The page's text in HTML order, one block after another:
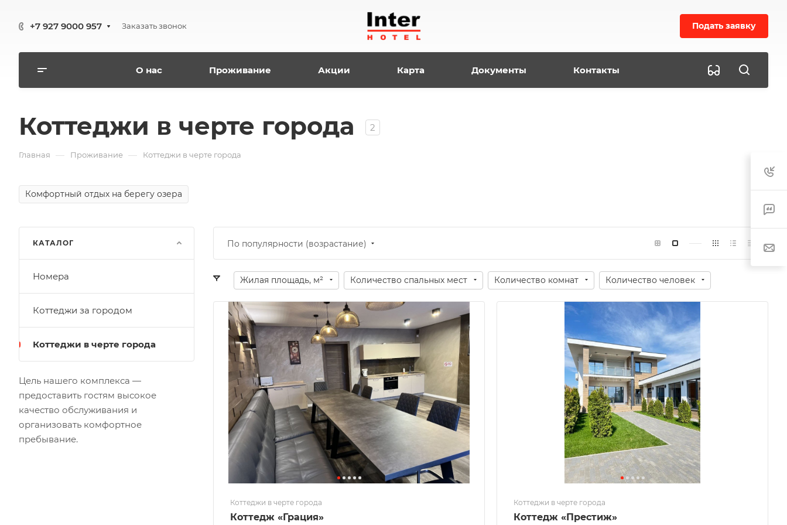
+7 927 9000 957 Заказать звонок Подать заявку
О нас Проживание Акции Карта Документы Контакты
Коттеджи в черте города 2
Главная — Проживание — Коттеджи в черте города
Комфортный отдых на берегу озера
По популярности (возрастание)
Жилая площадь, м² Количество спальных мест Количество комнат Количество человек
Коттеджи в черте города
Коттедж «Грация»
Коттеджи в черте города
Коттедж «Престиж»
КАТАЛОГ
Номера
Коттеджи за городом
Коттеджи в черте города
Цель нашего комплекса —
предоставить гостям высокое
качество обслуживания и
организовать комфортное
пребывание.